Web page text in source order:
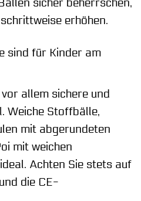
sicher beherrschen,
erhöhen.
sind für Kinder am
allem sichere und
Weiche Stoffbälle,
mit abgerundeten
mit weichen
Achten Sie stets auf
die CE-